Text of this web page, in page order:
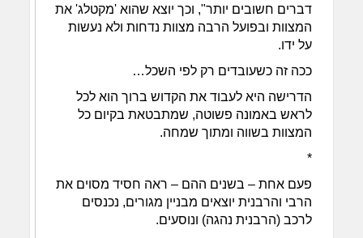
דברים חשובים יותר", וכך יוצא שהוא 'מקטלג' את
המצוות ובפועל הרבה מצוות נדחות ולא נעשות
על ידו.
ככה זה כשעובדים רק לפי השכל…
הדרישה היא לעבוד את הקדוש ברוך הוא לכל
לראש באמונה פשוטה, שמתבטאת בקיום כל
המצוות בשווה ומתוך שמחה.
*
פעם אחת – בשנים ההם – ראה חסיד מסוים את
הרבי והרבנית יוצאים מבניין מגורים, נכנסים
לרכב (הרבנית נהגה) ונוסעים.